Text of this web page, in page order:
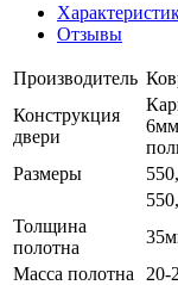
Отзывы
Производитель
Конструкция
двери
Размеры
Толщина
полотна
Масса полотна
20-